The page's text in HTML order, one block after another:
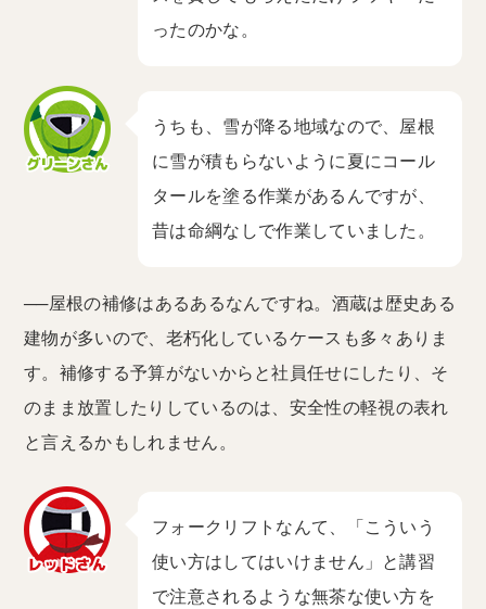
ったのかな。
うちも、雪が降る地域なので、屋根
に雪が積もらないように夏にコール
タールを塗る作業があるんですが、
昔は命綱なしで作業していました。
──屋根の補修はあるあるなんですね。酒蔵は歴史ある
建物が多いので、老朽化しているケースも多々ありま
す。補修する予算がないからと社員任せにしたり、そ
のまま放置したりしているのは、安全性の軽視の表れ
と言えるかもしれません。
フォークリフトなんて、「こういう
使い方はしてはいけません」と講習
で注意されるような無茶な使い方を